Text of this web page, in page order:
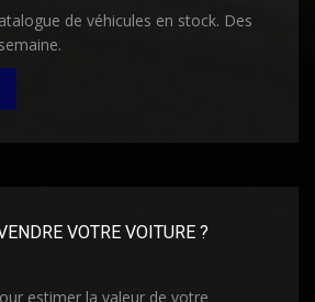
de véhicules en stock. Des
VOTRE VOITURE ?
estimer la valeur de votre